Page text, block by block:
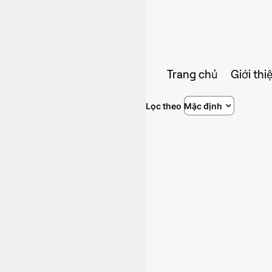
Trang chủ Giới
Lọc theo Mặc định